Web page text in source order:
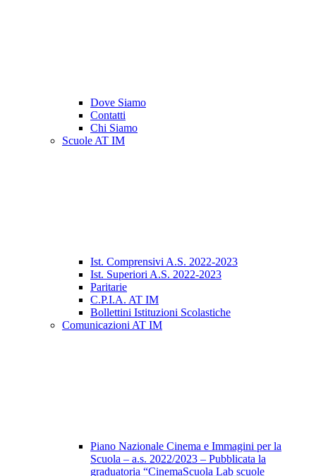
Dove Siamo
Contatti
Chi Siamo
Scuole AT IM
Ist. Comprensivi A.S. 2022-2023
Ist. Superiori A.S. 2022-2023
Paritarie
C.P.I.A. AT IM
Bollettini Istituzioni Scolastiche
Comunicazioni AT IM
Piano Nazionale Cinema e Immagini per la
Scuola – a.s. 2022/2023 – Pubblicata la
graduatoria “CinemaScuola Lab scuole